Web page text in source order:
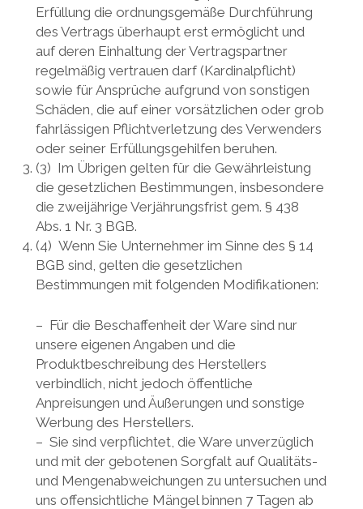
Erfüllung die ordnungsgemäße Durchführung
des Vertrags überhaupt erst ermöglicht und
auf deren Einhaltung der Vertragspartner
regelmäßig vertrauen darf (Kardinalpflicht)
sowie für Ansprüche aufgrund von sonstigen
Schäden, die auf einer vorsätzlichen oder grob
fahrlässigen Pflichtverletzung des Verwenders
oder seiner Erfüllungsgehilfen beruhen.
(3) Im Übrigen gelten für die Gewährleistung
die gesetzlichen Bestimmungen, insbesondere
die zweijährige Verjährungsfrist gem. § 438
Abs. 1 Nr. 3 BGB.
(4) Wenn Sie Unternehmer im Sinne des § 14
BGB sind, gelten die gesetzlichen
Bestimmungen mit folgenden Modifikationen:
– Für die Beschaffenheit der Ware sind nur
unsere eigenen Angaben und die
Produktbeschreibung des Herstellers
verbindlich, nicht jedoch öffentliche
Anpreisungen und Äußerungen und sonstige
Werbung des Herstellers.
– Sie sind verpflichtet, die Ware unverzüglich
und mit der gebotenen Sorgfalt auf Qualitäts-
und Mengenabweichungen zu untersuchen und
uns offensichtliche Mängel binnen 7 Tagen ab